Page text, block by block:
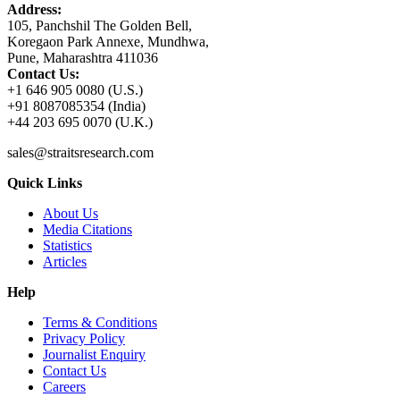
Address:
105, Panchshil The Golden Bell,
Koregaon Park Annexe, Mundhwa,
Pune, Maharashtra 411036
Contact Us:
+1 646 905 0080 (U.S.)
+91 8087085354 (India)
+44 203 695 0070 (U.K.)
sales@straitsresearch.com
Quick Links
About Us
Media Citations
Statistics
Articles
Help
Terms & Conditions
Privacy Policy
Journalist Enquiry
Contact Us
Careers